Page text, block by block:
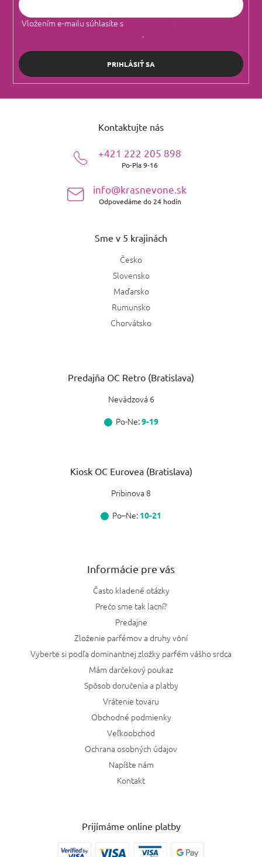
Vložením e-mailu súhlasíte s
.
PRIHLÁSIŤ SA
Kontaktujte nás
+421 222 205 898
Po-Pia 9-16
info@krasnevone.sk
Odpovedáme do 24 hodín
Sme v 5 krajinách
Česko
Slovensko
Maďarsko
Rumunsko
Chorvátsko
Predajňa OC Retro (Bratislava)
Nevädzová 6
Po-Ne:9-19
Kiosk OC Eurovea (Bratislava)
Pribinova 8
Po–Ne: 10-21
Informácie pre vás
Často kladené otázky
Prečo sme tak lacní?
Predajne
Zloženie parfémov a druhy vôní
Vyberte si podľa dominantnej zložky parfém vášho srdca
Mám darčekový poukaz
Spôsob doručenia a platby
Vrátenie tovaru
Obchodné podmienky
Veľkoobchod
Ochrana osobných údajov
Napíšte nám
Kontakt
Prijímáme online platby